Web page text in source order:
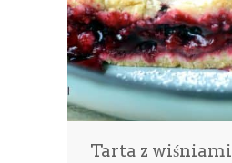
Tarta z wiśniami